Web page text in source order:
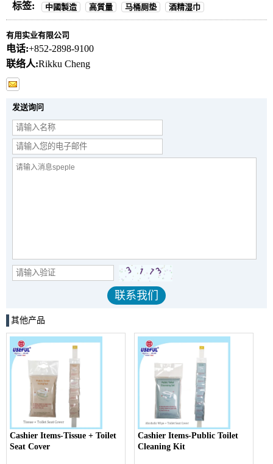
标签: 中國製造 高質量 马桶厕垫 酒精湿巾
有用实业有限公司
电话:+852-2898-9100
联络人:Rikku Cheng
发送询问
其他产品
Cashier Items-Tissue + Toilet
Seat Cover
Cashier Items-Public Toilet
Cleaning Kit